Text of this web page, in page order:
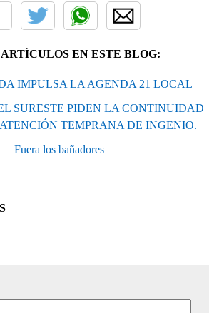
ARTÍCULOS EN ESTE BLOG:
IMPULSA LA AGENDA 21 LOCAL
SURESTE PIDEN LA CONTINUIDAD
TEMPRANA DE INGENIO.
Fuera los bañadores